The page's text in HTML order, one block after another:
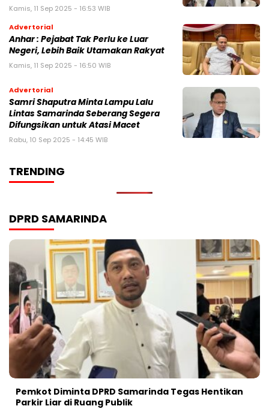
Kamis, 11 Sep 2025 - 16:53 WIB
Advertorial
Anhar : Pejabat Tak Perlu ke Luar
Negeri, Lebih Baik Utamakan Rakyat
Kamis, 11 Sep 2025 - 16:50 WIB
Advertorial
Samri Shaputra Minta Lampu Lalu
Lintas Samarinda Seberang Segera
Difungsikan untuk Atasi Macet
Rabu, 10 Sep 2025 - 14:45 WIB
TRENDING
DPRD SAMARINDA
Pemkot Diminta DPRD Samarinda Tegas Hentikan
Parkir Liar di Ruang Publik